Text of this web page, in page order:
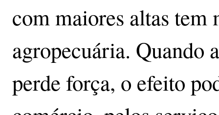
com maiores altas tem
agropecuária. Quando
perde força, o efeito